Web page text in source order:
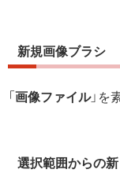
新規画像ブラシ
「 画像ファイル」を
選択範囲からの